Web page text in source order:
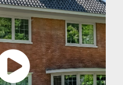
de kinderen, voor logees
voor bijvoorbeeld
zijn de glas-in loodramen
hout, dat in een van de
Vanuit deze kamer ziet u
geflankeerd
is ingedeeld met
wastafel. Verder zijn er